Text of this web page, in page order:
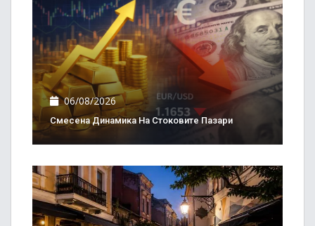
06/08/2026
Смесена Динамика На Стоковите Пазари